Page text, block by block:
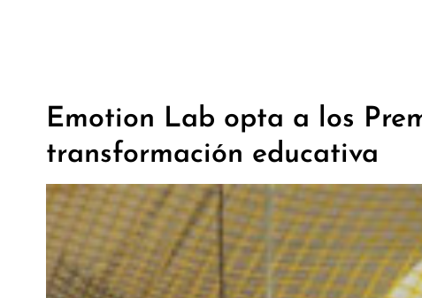
Emotion Lab opta a los
transformación educativa